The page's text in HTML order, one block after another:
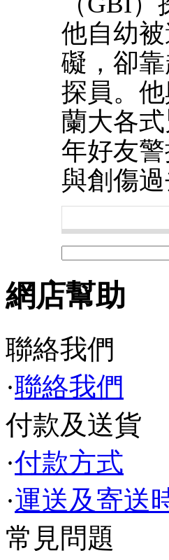
他自幼
礙，卻
探員。
蘭大各
年好友
與創傷
網店幫助
聯絡我們
·聯絡我們
付款及送貨
·付款方式
·運送及寄送
常見問題